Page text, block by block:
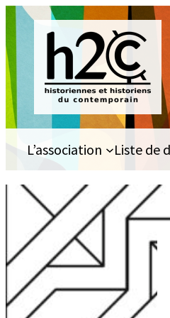
Aller
au
contenu
L’association Liste de